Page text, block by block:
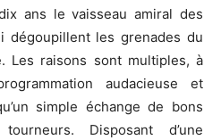
ans le vaisseau amiral des
dégoupillent les grenades du
Les raisons sont multiples, à
audacieuse et
simple échange de bons
Disposant d’une